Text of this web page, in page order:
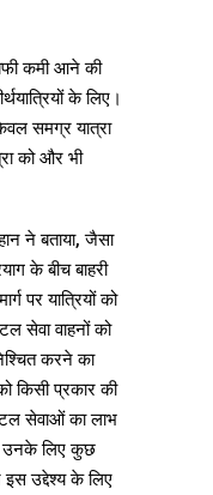
कमी आने की
के लिए।
समग्र यात्रा
को और भी
ने बताया, जैसा
के बीच बाहरी
पर यात्रियों को
सेवा वाहनों को
करने का
किसी प्रकार की
सेवाओं का लाभ
उनके लिए कुछ
इस उद्देश्य के लिए